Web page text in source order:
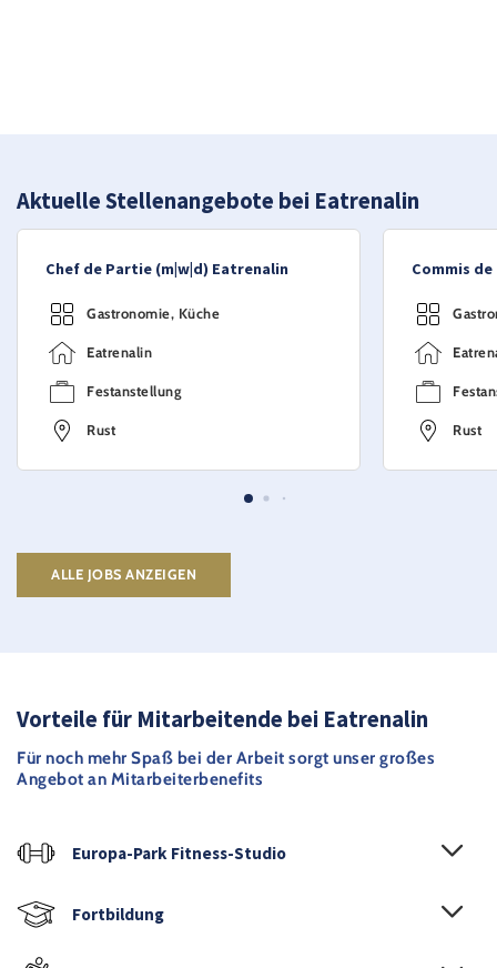
Aktuelle Stellenangebote bei Eatrenalin
Chef de Partie (m|w|d) Eatrenalin
Gastronomie, Küche
Eatrenalin
Festanstellung
Rust
Commis
Rust
ALLE JOBS ANZEIGEN
Vorteile für Mitarbeitende bei Eatrenalin
Für noch mehr Spaß bei der Arbeit sorgt unser großes
Angebot an Mitarbeiterbenefits
Europa-Park Fitness-Studio
Fortbildung